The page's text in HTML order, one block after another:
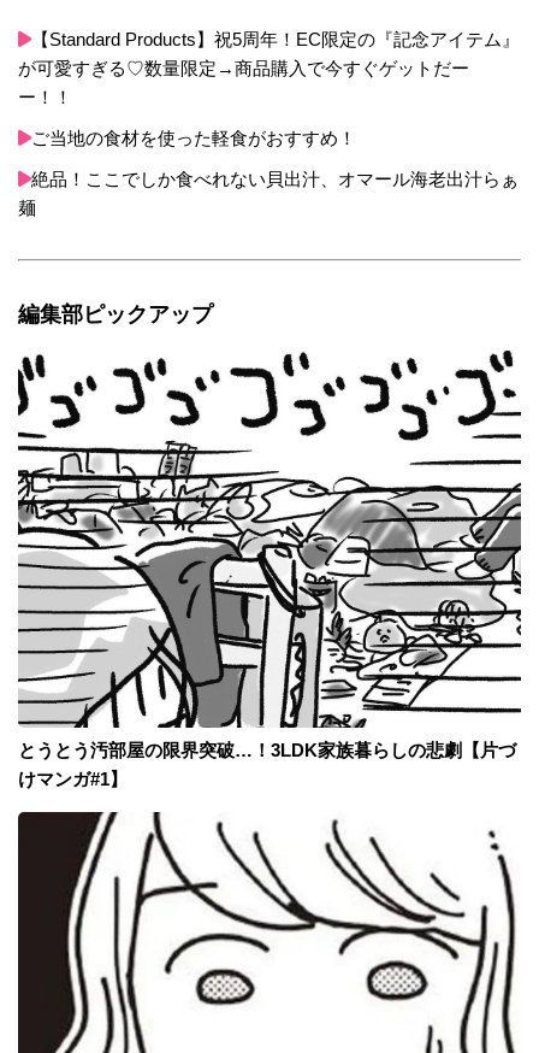
【Standard Products】祝5周年！EC限定の『記念アイテム』
が可愛すぎる♡数量限定→商品購入で今すぐゲットだー
ー！！
ご当地の食材を使った軽食がおすすめ！
絶品！ここでしか食べれない貝出汁、オマール海老出汁らぁ
麺
編集部ピックアップ
とうとう汚部屋の限界突破…！3LDK家族暮らしの悲劇【片づ
けマンガ#1】